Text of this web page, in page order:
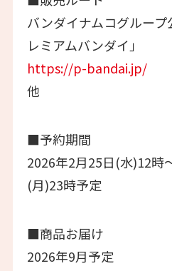
バンダイナムコグルー
レミアムバンダイ」
https://p-bandai.jp/
他
■予約期間
2026年2月25日(水)12時
(月)23時予定
■商品お届け
2026年9月予定